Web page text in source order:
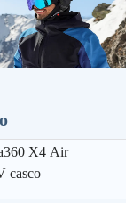
X4 Air
casco